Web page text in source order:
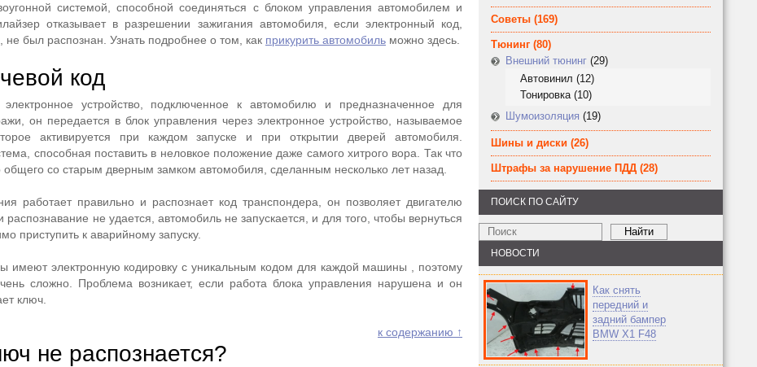
системой, способной соединяться с блоком управления автомобилем и
отказывает в разрешении зажигания автомобиля, если электронный код,
не был распознан. Узнать подробнее о том, как прикурить автомобиль можно здесь.
код
устройство, подключенное к автомобилю и предназначенное для
он передается в блок управления через электронное устройство, называемое
активируется при каждом запуске и при открытии дверей автомобиля.
способная поставить в неловкое положение даже самого хитрого вора. Так что
общего со старым дверным замком автомобиля, сделанным несколько лет назад.
работает правильно и распознает код транспондера, он позволяет двигателю
распознавание не удается, автомобиль не запускается, и для того, чтобы вернуться
приступить к аварийному запуску.
имеют электронную кодировку с уникальным кодом для каждой машины , поэтому
сложно. Проблема возникает, если работа блока управления нарушена и он
ключ.
к содержанию ↑
не распознается?
Советы (169)
Тюнинг (80)
Внешний тюнинг (29)
Автовинил (12)
Тонировка(10)
Шумоизоляция (19)
Шины и диски (26)
Штрафы за нарушение ПДД (28)
ПОИСК ПО САЙТУ
НОВОСТИ
Как снять
передний и
задний бампер
BMW X1 F48